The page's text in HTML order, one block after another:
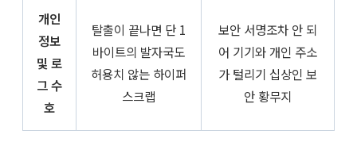
개인
정보
및 로
그 수
호
탈출이 끝나면 단 1
바이트의 발자국도
허용치 않는 하이퍼
스크랩
보안 서명조차 안 되
어 기기와 개인 주소
가 털리기 십상인 보
안 황무지